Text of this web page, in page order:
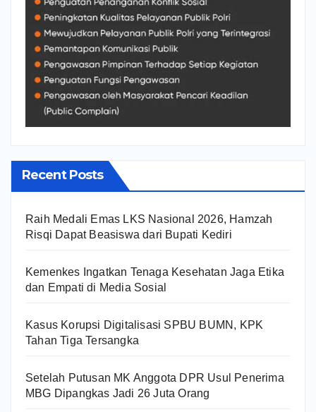
Recent Posts
Raih Medali Emas LKS Nasional 2026, Hamzah
Risqi Dapat Beasiswa dari Bupati Kediri
Kemenkes Ingatkan Tenaga Kesehatan Jaga Etika
dan Empati di Media Sosial
Kasus Korupsi Digitalisasi SPBU BUMN, KPK
Tahan Tiga Tersangka
Setelah Putusan MK Anggota DPR Usul Penerima
MBG Dipangkas Jadi 26 Juta Orang